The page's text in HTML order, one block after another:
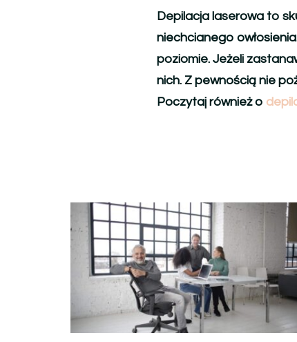
Depilacja laserowa to
niechcianego
poziomie. Jeżeli
nich. Z pewnością nie
Poczytaj również o
Nawigacja
wpisu